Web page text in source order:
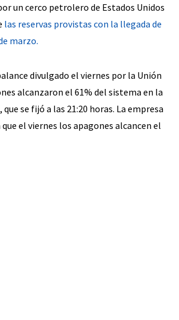
un cerco petrolero de Estados Unidos
las reservas provistas con la llegada de
marzo.
divulgado el viernes por la Unión
alcanzaron el 61% del sistema en la
se fijó a las 21:20 horas. La empresa
el viernes los apagones alcancen el